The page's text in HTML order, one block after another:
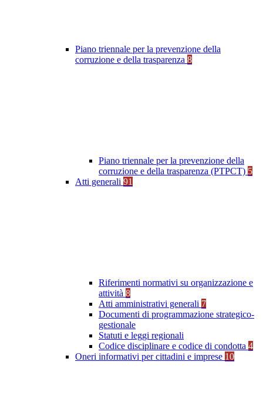
Piano triennale per la prevenzione della
corruzione e della trasparenza 8
Piano triennale per la prevenzione della
corruzione e della trasparenza (PTPCT) 5
Atti generali 91
Riferimenti normativi su organizzazione e
attività 8
Atti amministrativi generali 7
Documenti di programmazione strategico-
gestionale
Statuti e leggi regionali
Codice disciplinare e codice di condotta 4
Oneri informativi per cittadini e imprese 10